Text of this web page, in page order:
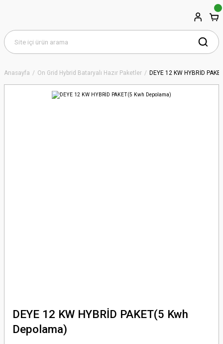
Anasayfa On Grid Hybrid Bataryalı Hazır Paketler DEYE 12 KW HYBRİD
DEYE 12 KW HYBRİD PAKET(5 Kwh
Depolama)